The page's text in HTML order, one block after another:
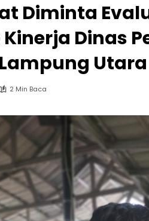
Diminta
Dinas
Utara
2 Min Baca